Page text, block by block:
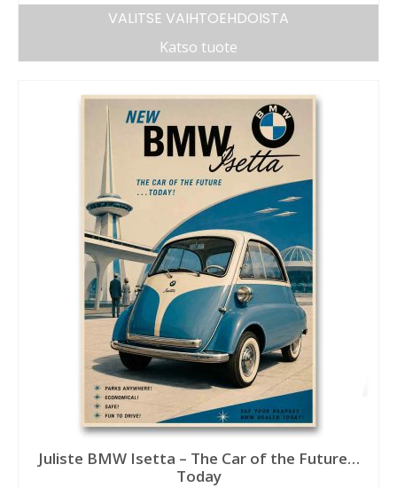
VALITSE VAIHTOEHDOISTA
Katso tuote
Juliste BMW Isetta – The Car of the Future…
Today